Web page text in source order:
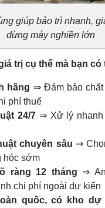
giúp bảo trì nhanh,
dừng máy nghiền lớn
trị cụ thể mà bạn
hãng ⇒ Đảm bảo
phí thuế
24/7 ⇒ Xử lý nhanh
chuyên sâu ⇒
hóc sớm
ràng 12 tháng ⇒
chi phí ngoài dự kiến
quốc, có kho